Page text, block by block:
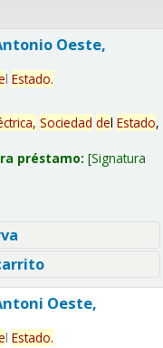
Oeste,
l Estado.
Sociedad del Estado,
préstamo: Signatura
Oeste,
l Estado.